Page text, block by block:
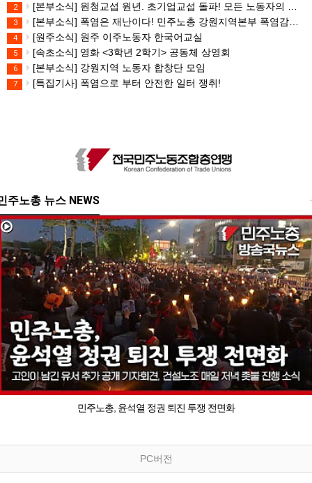
2 [본부소식] 원청교섭 원년. 초기업교섭 돌파! 모든 노동자의 노동기본권 쟁취! 민주노총 7.15 총파업대회
3 [본부소식] 폭염은 재난이다! 민주노총 강원지역본부 폭염감시단 선포 기자회견
4 [원주소식] 원주 이주노동자 한국어교실
5 [속초소식] 영화 <3학년 2학기> 공동체 상영회
6 [본부소식] 강원지역 노동자 합창단 모임
7 [특집기사] 폭염으로 부터 안전한 일터 쟁취!
주노총 뉴스 NEWS
민주노총, 윤석열 정권 퇴진 투쟁 전면화
PC버전